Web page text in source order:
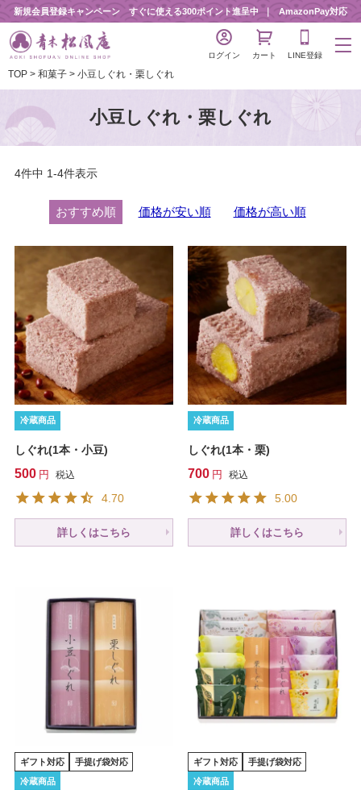
新規会員登録キャンペーン すぐに使える300ポイント進呈中 AmazonPay対応
ログイン カート LINE登録
TOP 和菓子 小豆しぐれ・栗しぐれ
小豆しぐれ・栗しぐれ
おすすめ順 価格が安い順 価格が高い順
4件中 1-4件表示
冷蔵商品
しぐれ(1本・小豆)
500 税込
4.70
詳しくはこちら
冷蔵商品
しぐれ(1本・栗)
700 税込
5.00
詳しくはこちら
ギフト対応 手提げ袋対応
冷蔵商品
ギフト対応 手提げ袋対応
冷蔵商品